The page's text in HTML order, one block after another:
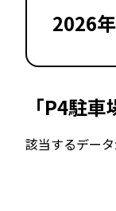
2026
「P4駐
該当するデータ